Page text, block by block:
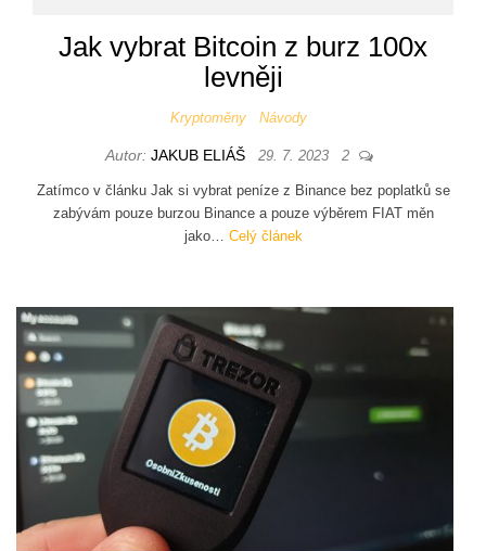
Jak vybrat Bitcoin z burz 100x
levněji
Kryptoměny Návody
Autor: JAKUB ELIÁŠ 29. 7. 2023 2
Zatímco v článku Jak si vybrat peníze z Binance bez poplatků se
zabývám pouze burzou Binance a pouze výběrem FIAT měn
jako… Celý článek